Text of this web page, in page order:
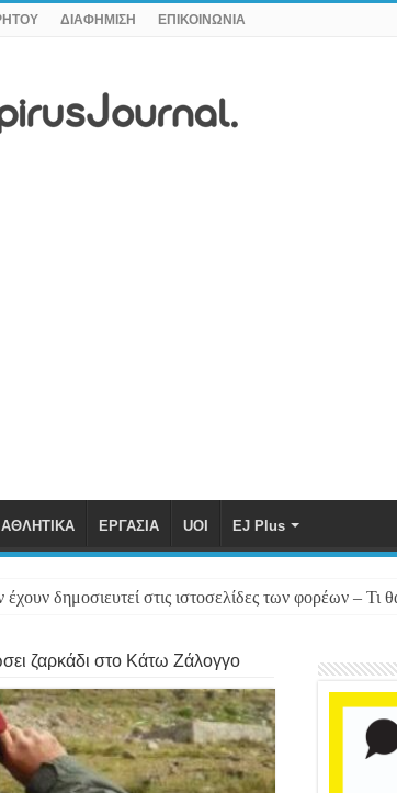
ΔΙΑΦΗΜΙΣΗ ΕΠΙΚΟΙΝΩΝΙΑ
ΑΘΛΗΤΙΚΑ ΕΡΓΑΣΙΑ UOI EJ Plus
δημοσιευτεί στις ιστοσελίδες των φορέων – Τι
ζαρκάδι στο Κάτω Ζάλογγο